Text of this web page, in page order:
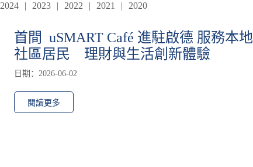
2024 | 2023 | 2022 | 2021 | 2020
首間 uSMART Café 進駐啟德 服務本地
社區居民 理財與生活創新體驗
日期：2026-06-02
閱讀更多